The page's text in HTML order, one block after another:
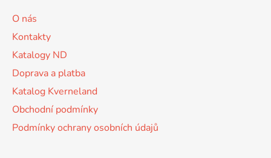
ý
p
O nás
Kontakty
Katalogy ND
Doprava a platba
Katalog Kverneland
Obchodní podmínky
Podmínky ochrany osobních údajů